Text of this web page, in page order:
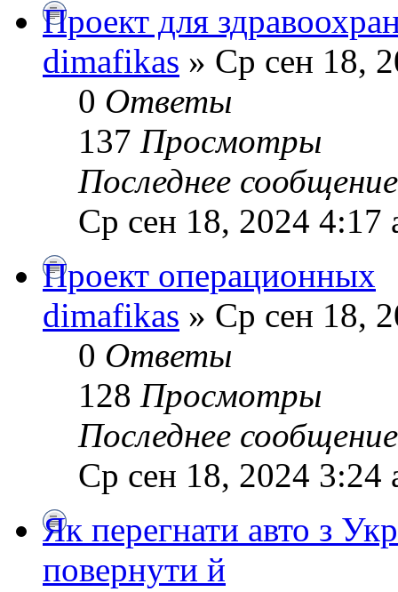
Проект для
dimafikas » Ср сен 18,
0 Ответы
137 Просмотры
Последнее
Ср сен 18, 2024 4:17
Проект операционных
dimafikas » Ср сен 18,
0 Ответы
128 Просмотры
Последнее
Ср сен 18, 2024 3:24
Як перегнати авто з
повернути й